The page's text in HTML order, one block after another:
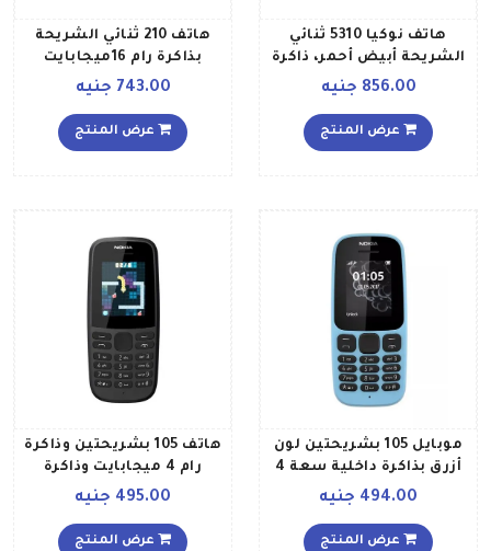
هاتف نوكيا 5310 ثنائي
الشريحة أبيض أحمر، ذاكرة
رام سعة 8 ميجابايت، ذاكرة
يدعم تقنية 2G
856.00 جنيه
عرض المنتج
هاتف 210 ثنائي الشريحة
بذاكرة رام 16ميجابايت
وذاكرة داخلية 16 ميجابايت
743.00 جنيه
عرض المنتج
موبايل 105 بشريحتين لون
أزرق بذاكرة داخلية سعة 4
ميجابايت يدعم تقنية 2G
494.00 جنيه
عرض المنتج
هاتف 105 بشريحتين وذاكرة
رام 4 ميجابايت وذاكرة
داخلية سعة 4 ميجابايت 495.00 جنيه
عرض المنتج